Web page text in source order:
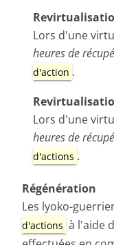
Lors d'une
heures de
d'action .
Lors d'une
heures de
d'actions .
Régénération
Les lyoko-
d'actions à l'aide